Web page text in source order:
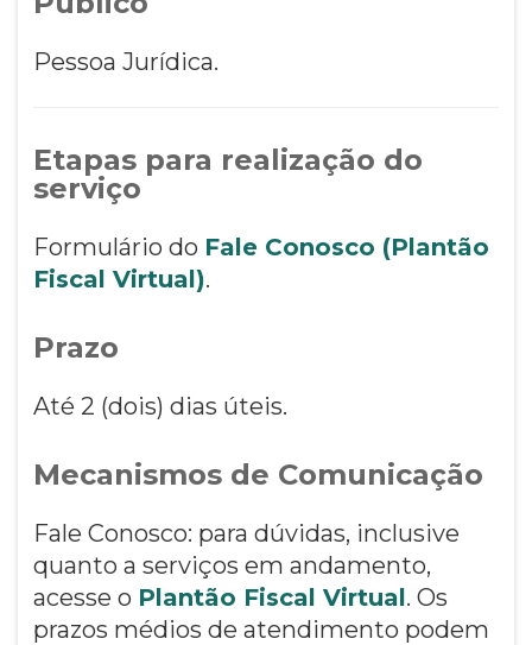
Pessoa Jurídica.
Etapas para realização do
serviço
Formulário do Fale Conosco (Plantão
Fiscal Virtual).
Prazo
Até 2 (dois) dias úteis.
Mecanismos de Comunicação
Fale Conosco: para dúvidas, inclusive
quanto a serviços em andamento,
acesse o Plantão Fiscal Virtual. Os
prazos médios de atendimento podem